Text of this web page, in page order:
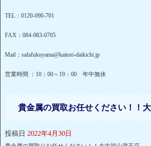
TEL：0120-090-701
FAX：084-983-0705
Mail：safafukuyama@kaitori-daikichi.jp
営業時間 ：10：00～19：00 年中無休
貴金属の買取お任せください！！
投稿日 2022年4月30日